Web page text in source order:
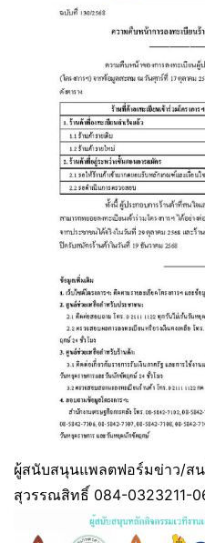
ผู้สนับสนุนแพลตฟอร์มข่าว/ส
สุวรรณสิทธิ์ 084-0323211-